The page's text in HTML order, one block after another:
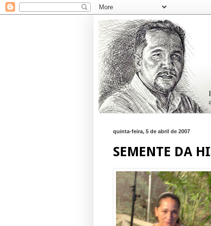
quinta-feira, 5 de abril de 2007
SEMENTE DA